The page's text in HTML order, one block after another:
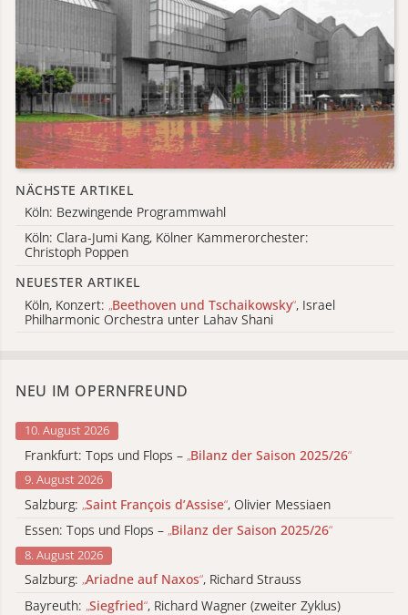
NÄCHSTE ARTIKEL
Köln: Bezwingende Programmwahl
Köln: Clara-Jumi Kang, Kölner Kammerorchester:
Christoph Poppen
NEUESTER ARTIKEL
Köln, Konzert: „Beethoven und Tschaikowsky“, Israel
Philharmonic Orchestra unter Lahav Shani
NEU IM OPERNFREUND
10. August 2026
Frankfurt: Tops und Flops – „Bilanz der Saison 2025/26“
9. August 2026
Salzburg: „Saint François d’Assise“, Olivier Messiaen
Essen: Tops und Flops – „Bilanz der Saison 2025/26“
8. August 2026
Salzburg: „Ariadne auf Naxos“, Richard Strauss
Bayreuth: „Siegfried“, Richard Wagner (zweiter Zyklus)